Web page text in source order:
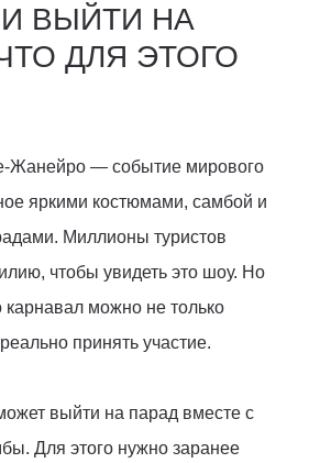
ВЫЙТИ НА
ДЛЯ ЭТОГО
Жанейро — событие мирового
яркими костюмами, самбой и
Миллионы туристов
чтобы увидеть это шоу. Но
карнавал можно не только
принять участие.
выйти на парад вместе с
Для этого нужно заранее